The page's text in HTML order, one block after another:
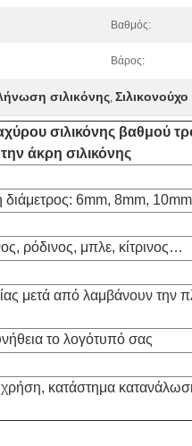
Βαθμός:
Βάρος:
σιλικόνης,
σιλικόνης βαθμού
άκρη σιλικόνης
διάμετρος: 6mm, 8mm, 10mm
ρόδινος, μπλε, κίτρινος…
μετά από λαμβάνουν την
το λογότυπό σας
κατάστημα